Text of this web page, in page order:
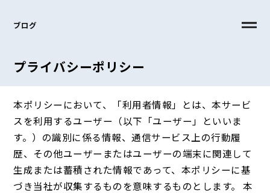
ブログ
プライバシーポリシー
本ポリシーにおいて、「利用者情報」とは、本サービ
スを利用するユーザー（以下「ユーザー」といいま
す。）の識別に係る情報、通信サービス上の行動履
歴、その他ユーザーまたはユーザーの端末に関連して
生成または蓄積された情報であって、本ポリシーに基
づき当社が収集するものを意味するものとします。 本